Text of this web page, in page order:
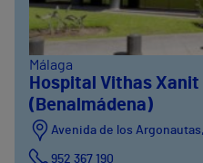
Málaga
Hospital Vithas
(Benalmádena)
Avenida de los
952 367 190